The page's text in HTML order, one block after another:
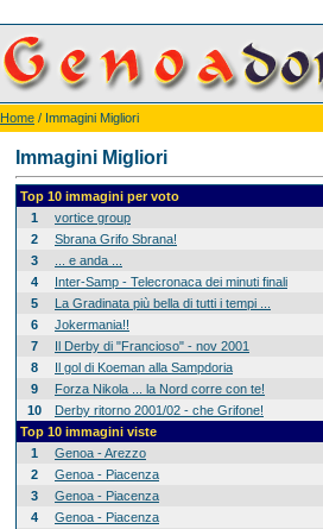
Home / Immagini Migliori
Immagini Migliori
Top 10 immagini per voto
1
vortice group
2
Sbrana Grifo Sbrana!
3
... e anda ...
4
Inter-Samp - Telecronaca dei minuti finali
5
La Gradinata più bella di tutti i tempi ...
6
Jokermania!!
7
Il Derby di "Francioso" - nov 2001
8
Il gol di Koeman alla Sampdoria
9
Forza Nikola ... la Nord corre con te!
10
Derby ritorno 2001/02 - che Grifone!
Top 10 immagini viste
1
Genoa - Arezzo
2
Genoa - Piacenza
3
Genoa - Piacenza
4
Genoa - Piacenza